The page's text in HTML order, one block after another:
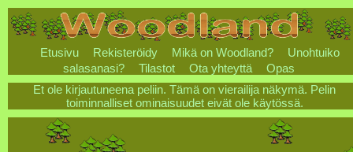
Etusivu Rekisteröidy Mikä on Woodland?
Unohtuiko
salasanasi?
Tilastot Ota yhteyttä
Opas
Et ole kirjautuneena peliin. Tämä on vierailija näkymä. Pelin
toiminnalliset ominaisuudet eivät ole käytössä.